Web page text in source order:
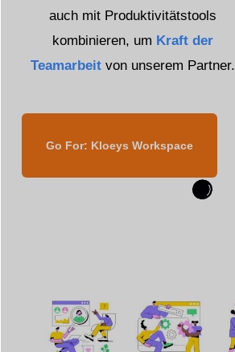
auch mit Produktivitätstools
kombinieren, um Kraft der
Teamarbeit von unserem Partner.
Go For: Kloeys Workspace